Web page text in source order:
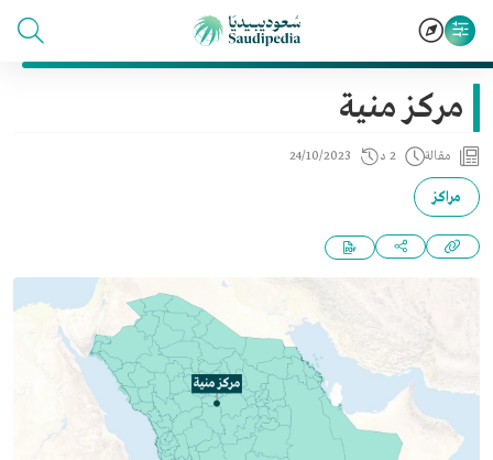
مركز منية
مقالة 2 د 24/10/2023
مراكز